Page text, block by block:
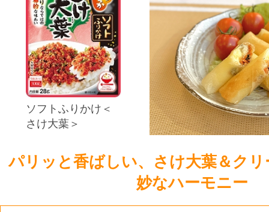
ソフトふりかけ＜
さけ大葉＞
パリッと香ばしい、さけ大葉＆ク
妙なハーモニー